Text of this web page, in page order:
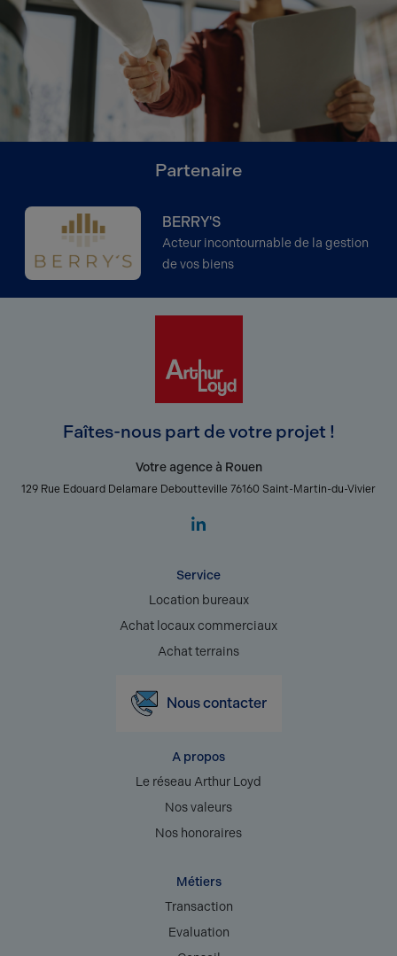
Partenaire
BERRY'S
Acteur incontournable de la gestion
de vos biens
Faîtes-nous part de votre projet !
Votre agence à Rouen
129 Rue Edouard Delamare Deboutteville 76160 Saint-Martin-du-Vivier
Service
Location bureaux
Achat locaux commerciaux
Achat terrains
Nous contacter
A propos
Le réseau Arthur Loyd
Nos valeurs
Nos honoraires
Métiers
Transaction
Evaluation